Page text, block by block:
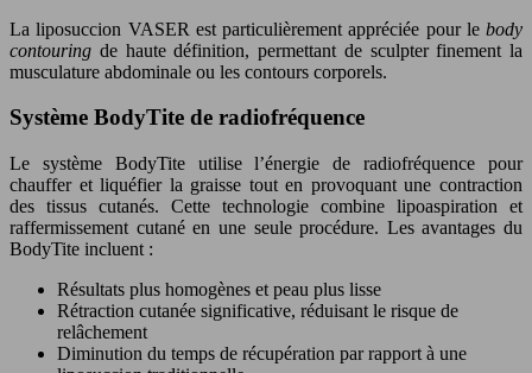
La liposuccion VASER est particulièrement appréciée pour le body
contouring de haute définition, permettant de sculpter finement la
musculature abdominale ou les contours corporels.
Système BodyTite de radiofréquence
Le système BodyTite utilise l’énergie de radiofréquence pour
chauffer et liquéfier la graisse tout en provoquant une contraction
des tissus cutanés. Cette technologie combine lipoaspiration et
raffermissement cutané en une seule procédure. Les avantages du
BodyTite incluent :
Résultats plus homogènes et peau plus lisse
Rétraction cutanée significative, réduisant le risque de
relâchement
Diminution du temps de récupération par rapport à une